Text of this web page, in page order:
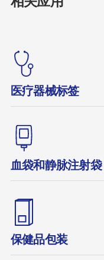
医疗器械标签
血袋和静脉注射袋
保健品包装